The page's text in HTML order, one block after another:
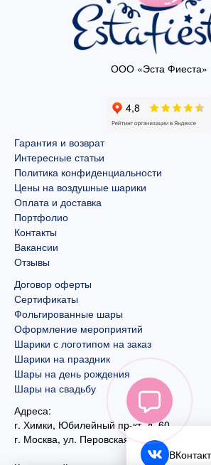
ООО «Эста Фиеста»
Гарантия и возврат
Интересные статьи
Политика конфиденциальности
Цены на воздушные шарики
Оплата и доставка
Портфолио
Контакты
Вакансии
Отзывы
Договор оферты
Сертификаты
Фольгированные шары
Оформление мероприятий
Шарики с логотипом на заказ
Шарики на праздник
Шары на день рождения
Шары на свадьбу
Адреса:
г. Химки, Юбилейный пр-кт, д. 60
г. Москва, ул. Перовская, д. 59